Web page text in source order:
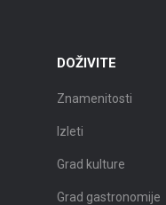
DOŽIVITE
Znamenitosti
Izleti
Grad kulture
Grad gastronomije